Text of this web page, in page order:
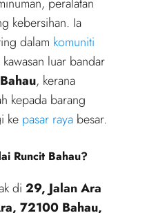
kebersihan. Ia
dalam komuniti
luar bandar
Bahau, kerana
kepada barang
ke pasar raya besar.
Runcit Bahau?
di 29, Jalan Ara
72100 Bahau,